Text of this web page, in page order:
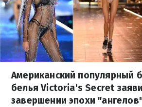
Американский популярный
белья Victoria's Secret
завершении эпохи